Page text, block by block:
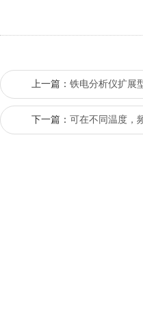
上一篇： 铁电分析仪扩展
下一篇： 可在不同温度，